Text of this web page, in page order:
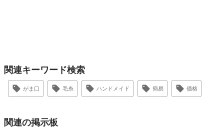
関連キーワード検索
がま口 毛糸 ハンドメイド 簡易 価格
関連の掲示板